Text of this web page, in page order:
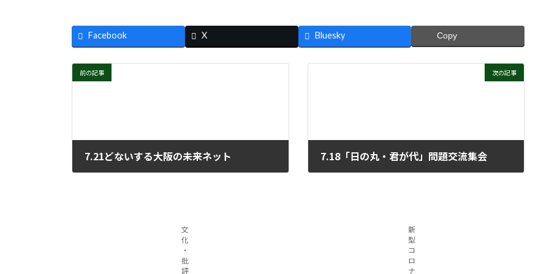
Facebook X Bluesky Copy
前の記事
7.21どないする大阪の未来ネット
次の記事
7.18「日の丸・君が代」問題交流集会
文
化
・
批
評
新
型
コ
ロ
ナ